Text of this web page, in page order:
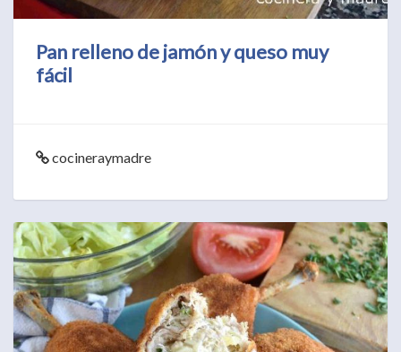
Pan relleno de jamón y queso muy
fácil
cocineraymadre